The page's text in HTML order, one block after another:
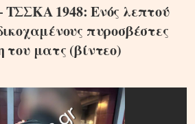
ΤΣΣΚΑ 1948: Ενός λεπτού
πυροσβέστες
του ματς (βίντεο)